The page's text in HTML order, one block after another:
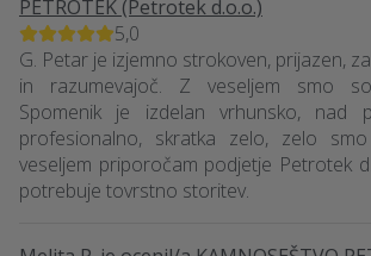
PETROTEK (Petrotek d.o.o.)
5,0
G. Petar je izjemno strokoven, prijazen,
in razumevajoč. Z veseljem smo
Spomenik je izdelan vrhunsko, nad
profesionalno, skratka zelo, zelo
veseljem priporočam podjetje Petrotek
potrebuje tovrstno storitev.